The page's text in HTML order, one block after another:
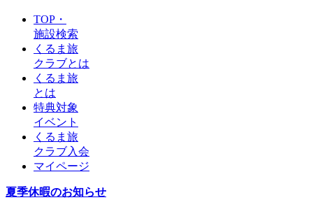
TOP・
施設検索
くるま旅
クラブとは
くるま旅
とは
特典対象
イベント
くるま旅
クラブ入会
マイページ
夏季休暇のお知らせ